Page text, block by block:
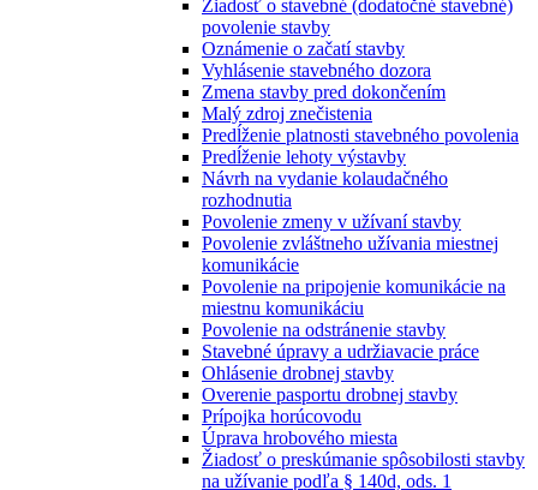
Žiadosť o stavebné (dodatočné stavebné)
povolenie stavby
Oznámenie o začatí stavby
Vyhlásenie stavebného dozora
Zmena stavby pred dokončením
Malý zdroj znečistenia
Predĺženie platnosti stavebného povolenia
Predĺženie lehoty výstavby
Návrh na vydanie kolaudačného
rozhodnutia
Povolenie zmeny v užívaní stavby
Povolenie zvláštneho užívania miestnej
komunikácie
Povolenie na pripojenie komunikácie na
miestnu komunikáciu
Povolenie na odstránenie stavby
Stavebné úpravy a udržiavacie práce
Ohlásenie drobnej stavby
Overenie pasportu drobnej stavby
Prípojka horúcovodu
Úprava hrobového miesta
Žiadosť o preskúmanie spôsobilosti stavby
na užívanie podľa § 140d, ods. 1